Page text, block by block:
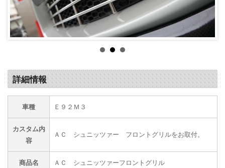
詳細情報
車種 Ｅ９２Ｍ３
カスタム内
容
ＡＣ シュニッツァー フロントグリルをお取付。
商品名 ＡＣ シュニッツァーフロントグリル